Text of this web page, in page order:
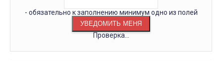
- обязательно к заполнению минимум одно из полей
Проверка...